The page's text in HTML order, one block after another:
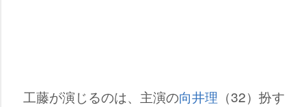
工藤が演じるのは、主演の向井理 （32）扮す